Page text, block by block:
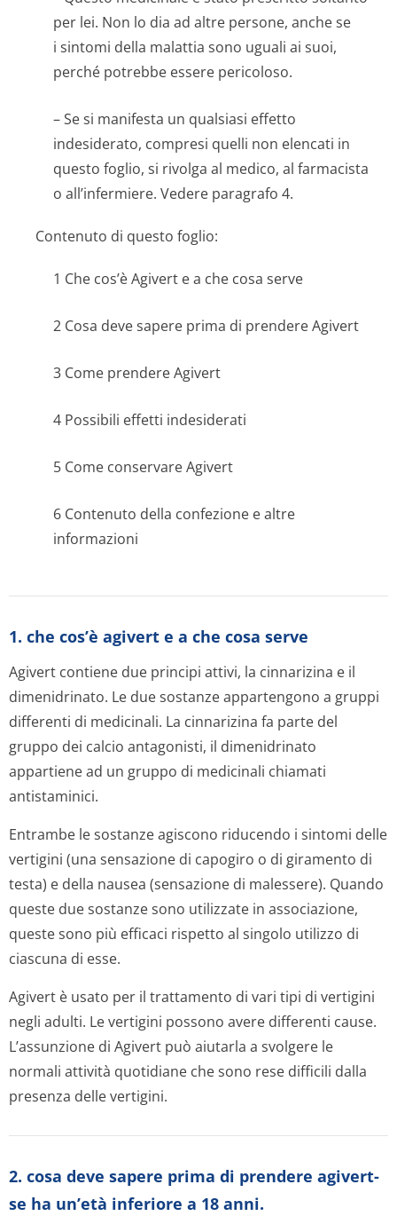
per lei. Non lo dia ad altre persone, anche se
i sintomi della malattia sono uguali ai suoi,
perché potrebbe essere pericoloso.
– Se si manifesta un qualsiasi effetto
indesiderato, compresi quelli non elencati in
questo foglio, si rivolga al medico, al farmacista
o all’infermiere. Vedere paragrafo 4.
Contenuto di questo foglio:
1 Che cos’è Agivert e a che cosa serve
2 Cosa deve sapere prima di prendere Agivert
3 Come prendere Agivert
4 Possibili effetti indesiderati
5 Come conservare Agivert
6 Contenuto della confezione e altre
informazioni
1. che cos’è agivert e a che cosa serve
Agivert contiene due principi attivi, la cinnarizina e il
dimenidrinato. Le due sostanze appartengono a gruppi
differenti di medicinali. La cinnarizina fa parte del
gruppo dei calcio antagonisti, il dimenidrinato
appartiene ad un gruppo di medicinali chiamati
antistaminici.
Entrambe le sostanze agiscono riducendo i sintomi delle
vertigini (una sensazione di capogiro o di giramento di
testa) e della nausea (sensazione di malessere). Quando
queste due sostanze sono utilizzate in associazione,
queste sono più efficaci rispetto al singolo utilizzo di
ciascuna di esse.
Agivert è usato per il trattamento di vari tipi di vertigini
negli adulti. Le vertigini possono avere differenti cause.
L’assunzione di Agivert può aiutarla a svolgere le
normali attività quotidiane che sono rese difficili dalla
presenza delle vertigini.
2. cosa deve sapere prima di prendere agivert-
se ha un’età inferiore a 18 anni.